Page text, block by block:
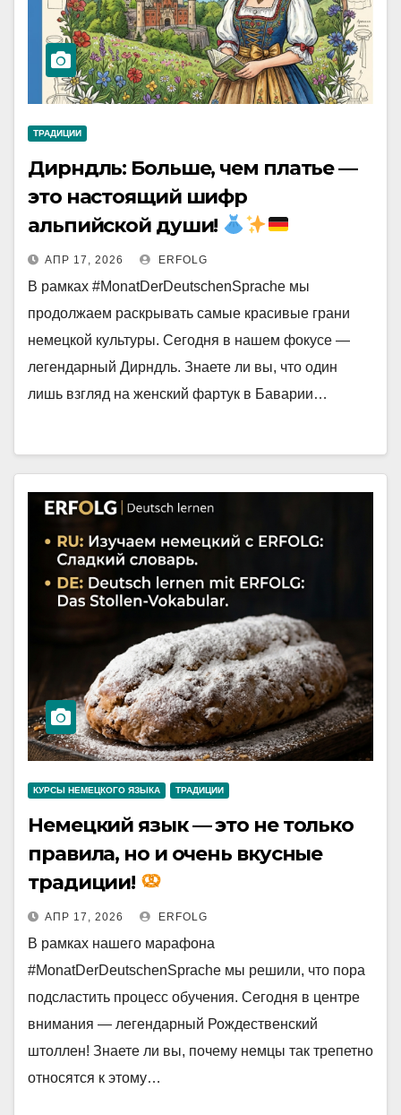
ТРАДИЦИИ
Дирндль: Больше, чем платье —
это настоящий шифр
альпийской души!
АПР 17, 2026 ERFOLG
В рамках #MonatDerDeutschenSprache мы
продолжаем раскрывать самые красивые грани
немецкой культуры. Сегодня в нашем фокусе —
легендарный Дирндль. Знаете ли вы, что один
лишь взгляд на женский фартук в Баварии…
КУРСЫ НЕМЕЦКОГО ЯЗЫКА ТРАДИЦИИ
Немецкий язык — это не только
правила, но и очень вкусные
традиции!
АПР 17, 2026 ERFOLG
В рамках нашего марафона
#MonatDerDeutschenSprache мы решили, что пора
подсластить процесс обучения. Сегодня в центре
внимания — легендарный Рождественский
штоллен! Знаете ли вы, почему немцы так трепетно
относятся к этому…